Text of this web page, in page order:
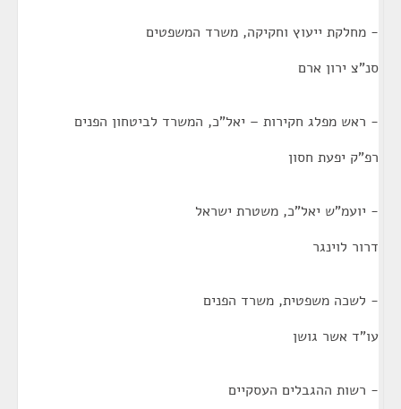
- מחלקת ייעוץ וחקיקה, משרד המשפטים
סנ"צ ירון ארם
- ראש מפלג חקירות – יאל"כ, המשרד לביטחון הפנים
רפ"ק יפעת חסון
- יועמ"ש יאל"כ, משטרת ישראל
דרור לוינגר
- לשכה משפטית, משרד הפנים
עו"ד אשר גושן
- רשות ההגבלים העסקיים